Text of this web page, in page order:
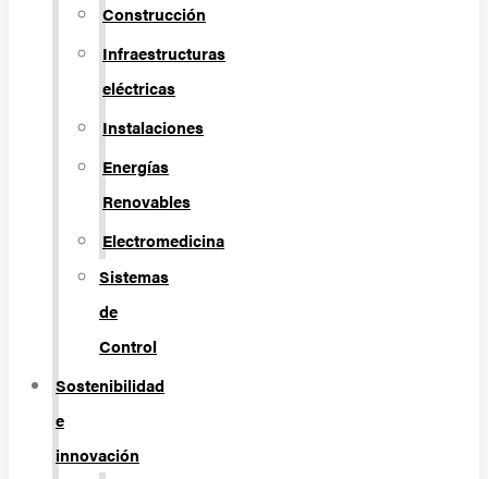
Construcción
Infraestructuras
eléctricas
Instalaciones
Energías
Renovables
Electromedicina
Sistemas
de
Control
Sostenibilidad
e
innovación